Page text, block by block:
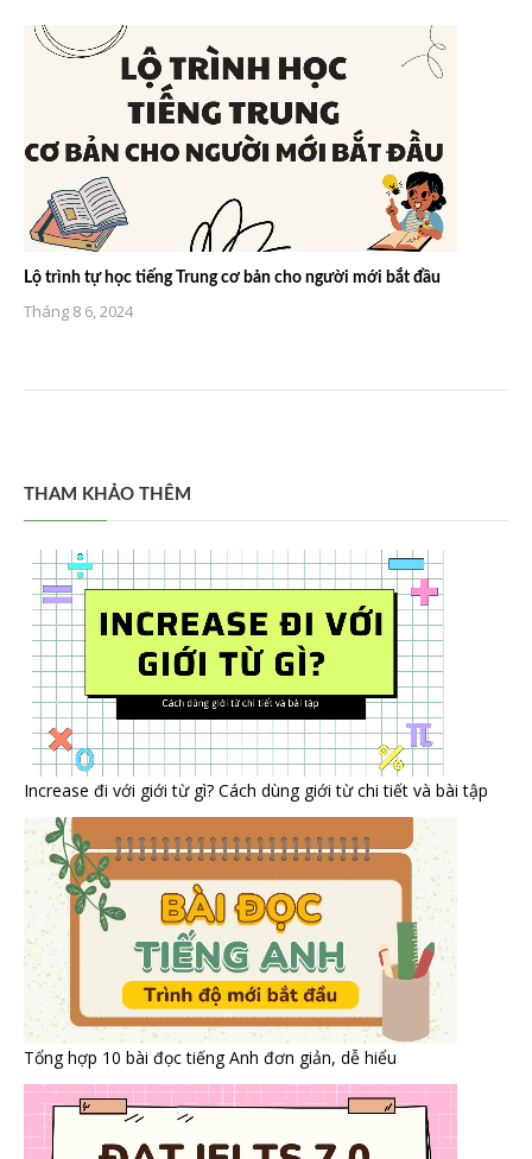
Lộ trình tự học tiếng Trung cơ bản cho người mới bắt đầu
Tháng 8 6, 2024
THAM KHẢO THÊM
Increase đi với giới từ gì? Cách dùng giới từ chi tiết và bài tập
Tổng hợp 10 bài đọc tiếng Anh đơn giản, dễ hiểu